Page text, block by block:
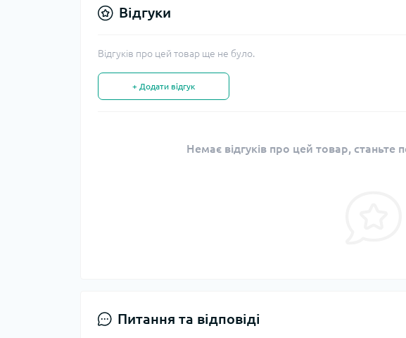
Відгуки
Відгуків про цей товар ще не було.
+ Додати відгук
Немає відгуків про цей товар, станьте
Питання та відповіді